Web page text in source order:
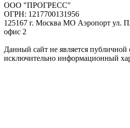
ООО "ПРОГРЕСС"
ОГРН: 1217700131956
125167 г. Москва МО Аэропорт ул.
офис 2
Данный сайт не является публичной
исключительно информационный